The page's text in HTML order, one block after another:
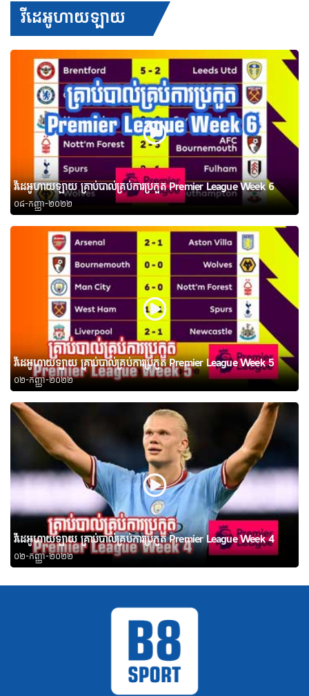
វីដេអូហាយឡាយ
វីដេអូហាយឡាយ គ្រាប់បាល់គ្រប់ការប្រកួត Premier League Week 6
០៨-កញ្ញា-២០២២
វីដេអូហាយឡាយ គ្រាប់បាល់គ្រប់ការប្រកួត Premier League Week 5
០២-កញ្ញា-២០២២
វីដេអូហាយឡាយ គ្រាប់បាល់គ្រប់ការប្រកួត Premier League Week 4
០២-កញ្ញា-២០២២